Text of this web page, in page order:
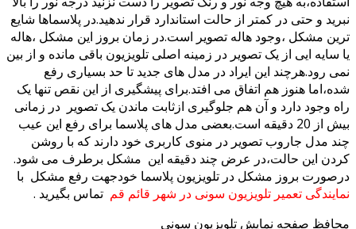
و حتی در کمتر از حالت استاندارد قرار ندهید.در پلاسماها شایع
مشکل ،وجود هاله تصویر است.در زمان بروز این مشکل ،هاله
سایه ایی از یک تصویر در زمینه اصلی تلویزیون باقی مانده و از بین
رود.هرچند این ایراد در مدل های جدید تا حد بسیاری رفع
هنوز هم اتفاق می افتد.برای پیشگیری از این نقص تنها یک
وجود دارد و آن هم جلوگیری ازثابت ماندن یک تصویر در زمانی
بیش از 20 دقیقه است.بعضی مدل های پلاسما برای رفع این عیب
مدل جاروب تصویر در منوی کاربری خود دارند که با روشن
این حالت،در عرض چند دقیقه این مشکل برطرف می شود.
بروز مشکل در تلویزیون پلاسما خودجهت رفع مشکل با
تعمیر تلویزیون سونی در شهر قائم قمتماس بگیرید .
صفحه نمایش تلویزیون سونی